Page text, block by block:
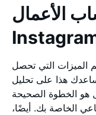
الأعمال
الميزات التي تحصل
هذا على تحليل
هو الخطوة الصحيحة
الخاصة بك. أيضًا،